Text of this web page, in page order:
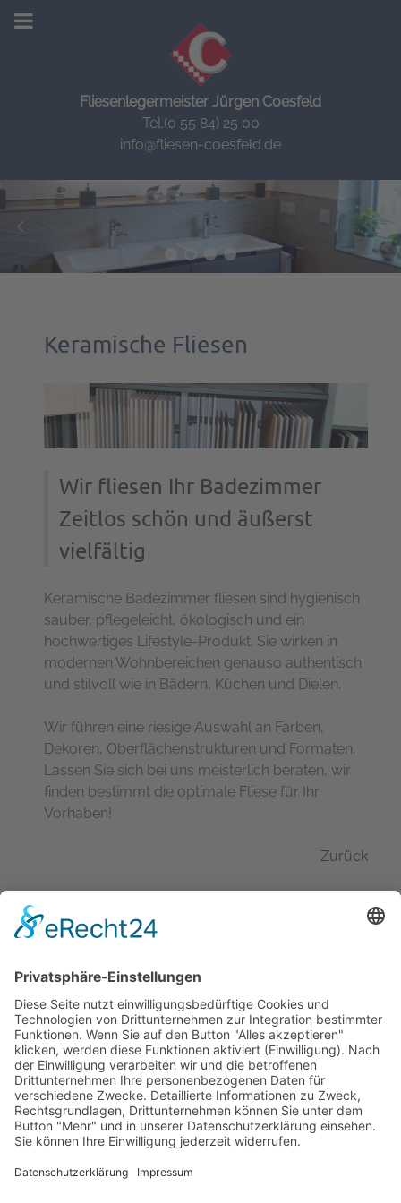
Fliesenlegermeister Jürgen Coesfeld
Tel.(0 55 84) 25 00
info@fliesen-coesfeld.de
Keramische Fliesen
Wir fliesen Ihr Badezimmer
Zeitlos schön und äußerst
vielfältig
Keramische Badezimmer fliesen sind hygienisch
sauber, pflegeleicht, ökologisch und ein
hochwertiges Lifestyle-Produkt. Sie wirken in
modernen Wohnbereichen genauso authentisch
und stilvoll wie in Bädern, Küchen und Dielen.
Wir führen eine riesige Auswahl an Farben,
Dekoren, Oberflächenstrukturen und Formaten.
Lassen Sie sich bei uns meisterlich beraten, wir
finden bestimmt die optimale Fliese für Ihr
Vorhaben!
Zurück
Hermann-Löns-Weg 18
37197 Hattorf am Harz
Telefon: (0 55 84) 25 00